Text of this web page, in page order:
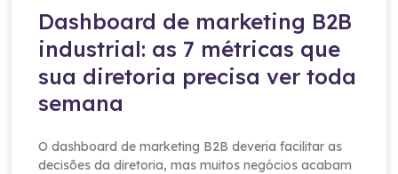
Dashboard de marketing B2B
industrial: as 7 métricas que
sua diretoria precisa ver toda
semana
O dashboard de marketing B2B deveria facilitar as
decisões da diretoria, mas muitos negócios acabam